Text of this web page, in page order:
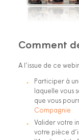
Comment
A l’issue de ce
Participer à
laquelle vous
que vous
Compagnie
Valider votre
votre pièce